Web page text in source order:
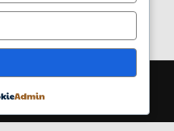
Desember 15, 2025
X